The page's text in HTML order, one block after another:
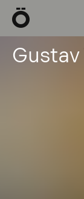
Gustav
Ö